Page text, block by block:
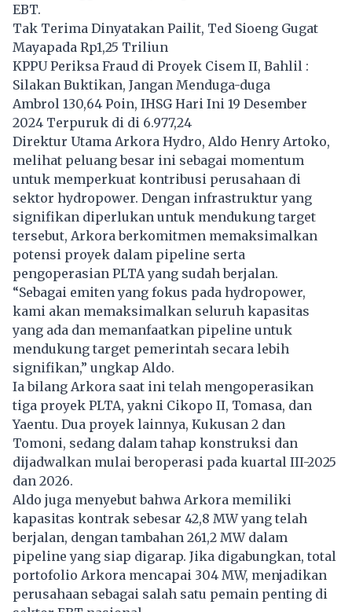
EBT.
Tak Terima Dinyatakan Pailit, Ted Sioeng Gugat
Mayapada Rp1,25 Triliun
KPPU Periksa Fraud di Proyek Cisem II, Bahlil :
Silakan Buktikan, Jangan Menduga-duga
Ambrol 130,64 Poin, IHSG Hari Ini 19 Desember
2024 Terpuruk di di 6.977,24
Direktur Utama Arkora Hydro, Aldo Henry Artoko,
melihat peluang besar ini sebagai momentum
untuk memperkuat kontribusi perusahaan di
sektor hydropower. Dengan infrastruktur yang
signifikan diperlukan untuk mendukung target
tersebut, Arkora berkomitmen memaksimalkan
potensi proyek dalam pipeline serta
pengoperasian PLTA yang sudah berjalan.
“Sebagai emiten yang fokus pada hydropower,
kami akan memaksimalkan seluruh kapasitas
yang ada dan memanfaatkan pipeline untuk
mendukung target pemerintah secara lebih
signifikan,” ungkap Aldo.
Ia bilang Arkora saat ini telah mengoperasikan
tiga proyek PLTA, yakni Cikopo II, Tomasa, dan
Yaentu. Dua proyek lainnya, Kukusan 2 dan
Tomoni, sedang dalam tahap konstruksi dan
dijadwalkan mulai beroperasi pada kuartal III-2025
dan 2026.
Aldo juga menyebut bahwa Arkora memiliki
kapasitas kontrak sebesar 42,8 MW yang telah
berjalan, dengan tambahan 261,2 MW dalam
pipeline yang siap digarap. Jika digabungkan, total
portofolio Arkora mencapai 304 MW, menjadikan
perusahaan sebagai salah satu pemain penting di